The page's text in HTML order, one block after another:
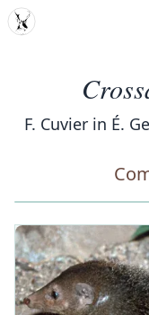
MDD
F. Cuvier in É.